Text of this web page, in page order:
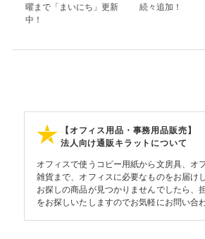
曜まで「まいにち」更新
中！
続々追加！
【オフィス用品・事務用品販売】
法人向け通販キラットについて
オフィスで使うコピー用紙から文房具、オ
雑貨まで、オフィスに必要なものをお届けし
お探しの商品が見つかりませんでしたら、
をお探しいたしますのでお気軽にお問い合